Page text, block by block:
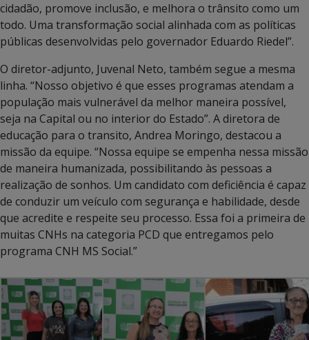
cidadão, promove inclusão, e melhora o trânsito como um
todo. Uma transformação social alinhada com as políticas
públicas desenvolvidas pelo governador Eduardo Riedel”.
O diretor-adjunto, Juvenal Neto, também segue a mesma
linha. “Nosso objetivo é que esses programas atendam a
população mais vulnerável da melhor maneira possível,
seja na Capital ou no interior do Estado”. A diretora de
educação para o transito, Andrea Moringo, destacou a
missão da equipe. “Nossa equipe se empenha nessa missão
de maneira humanizada, possibilitando às pessoas a
realização de sonhos. Um candidato com deficiência é capaz
de conduzir um veículo com segurança e habilidade, desde
que acredite e respeite seu processo. Essa foi a primeira de
muitas CNHs na categoria PCD que entregamos pelo
programa CNH MS Social.”